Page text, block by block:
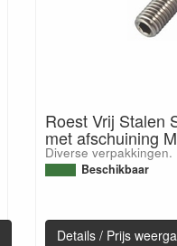
Roest Vrij Stalen
met afschuining
Diverse verpakkingen.
Beschikbaar
Details / Prijs